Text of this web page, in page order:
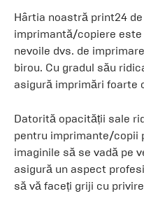
Hârtia noastră print24
imprimantă/copiere
nevoile dvs. de
birou. Cu gradul său
asigură imprimări foarte
Datorită opacității sale
pentru imprimante/copii
imaginile să se vadă pe
asigură un aspect
să vă faceți griji cu